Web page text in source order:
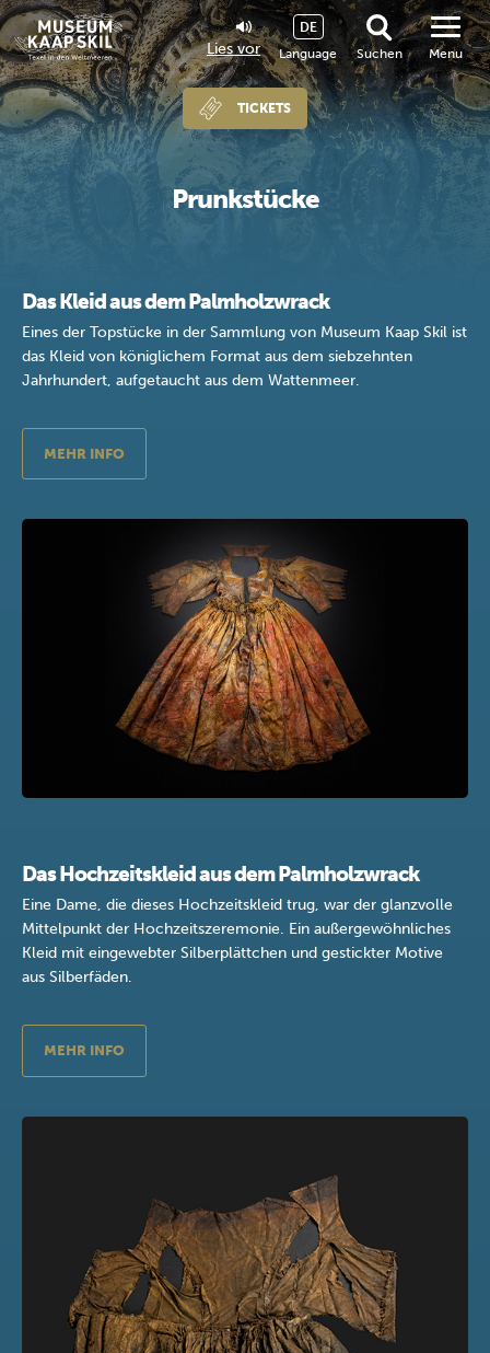
Lies vor Language
DE
Suchen
TICKETS
Menu
Prunkstücke
Das Kleid aus dem Palmholzwrack
Eines der Topstücke in der Sammlung von Museum Kaap Skil ist
das Kleid von königlichem Format aus dem siebzehnten
Jahrhundert, aufgetaucht aus dem Wattenmeer.
MEHR INFO
Das Hochzeitskleid aus dem Palmholzwrack
Eine Dame, die dieses Hochzeitskleid trug, war der glanzvolle
Mittelpunkt der Hochzeitszeremonie. Ein außergewöhnliches
Kleid mit eingewebter Silberplättchen und gestickter Motive
aus Silberfäden.
MEHR INFO